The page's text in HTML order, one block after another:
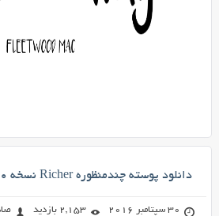
دانلود پوسته چندمنظوره Richer نسخه ۳٫۰ برای وردپرس
30 سپتامبر 2016 2,153 بازدید